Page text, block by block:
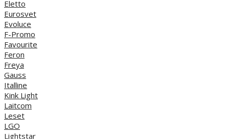
Eletto
Eurosvet
Evoluce
F-Promo
Favourite
Feron
Freya
Gauss
Italline
Kink Light
Laitcom
Leset
LGO
Lightstar